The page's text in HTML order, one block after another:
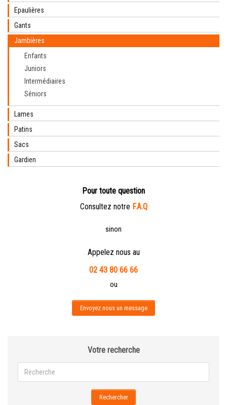
Epaulières
Gants
Jambières
Enfants
Juniors
Intermédiaires
Séniors
Lames
Patins
Sacs
Gardien
Pour toute question
Consultez notre F.A.Q
sinon
Appelez nous au
02 43 80 66 66
ou
Envoyez nous un message
Votre recherche
Rechercher